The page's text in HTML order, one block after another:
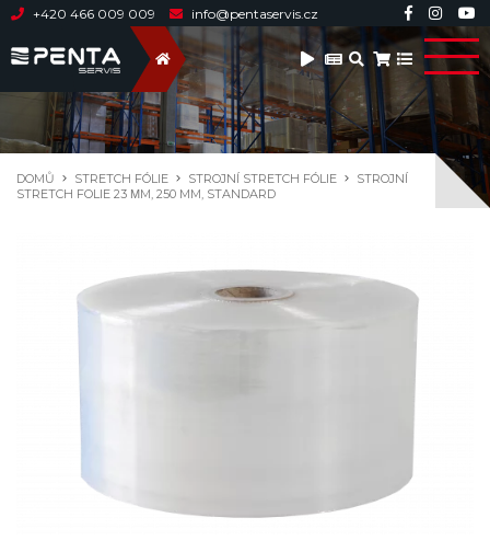
+420 466 009 009 info@pentaservis.cz
DOMŮ STRETCH FÓLIE STROJNÍ STRETCH FÓLIE
STROJNÍ
STRETCH FOLIE 23 ΜM, 250 MM, STANDARD